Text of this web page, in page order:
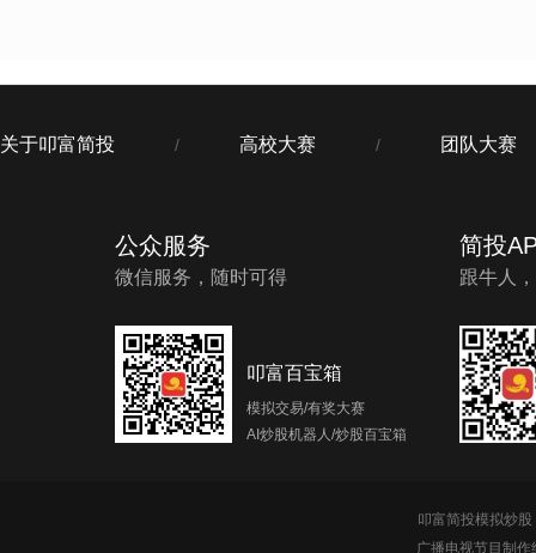
关于叩富简投 / 高校大赛 / 团队大赛
公众服务
微信服务，随时可得
叩富百宝箱
模拟交易/有奖大赛
AI炒股机器人/炒股百宝箱
简投
跟牛人
叩富简投模拟炒
广播电视节目制